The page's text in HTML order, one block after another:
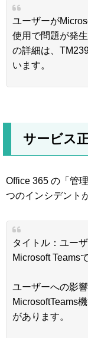
ユーザーが
使用で問題が発
の詳細は、
います。
サービス
Office 365 の「管
つのインシデント
タイトル：ユー
Microsoft Teams
ユーザーへの影
MicrosoftTeams
があります。